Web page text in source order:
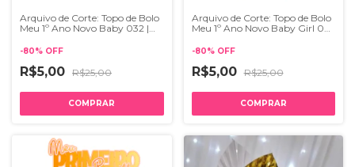
Arquivo de Corte: Topo de Bolo
Meu 1º Ano Novo Baby 032 |
-80% OFF
R$5,00 R$25,00
Arquivo de Corte: Topo de Bolo
Meu 1º Ano Novo Baby Girl 033
-80% OFF
R$5,00 R$25,00